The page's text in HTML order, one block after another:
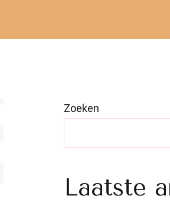
Zoeken
Laatste